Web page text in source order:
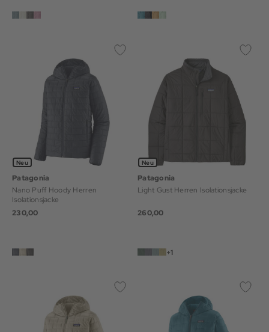
Neu
Patagonia
Nano Puff Hoody Herren
Isolationsjacke
230,00
Neu
Patagonia
Light Gust Herren Isolationsjacke
260,00
+1